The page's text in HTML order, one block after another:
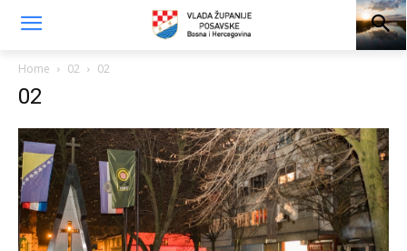
Home 02 02
02